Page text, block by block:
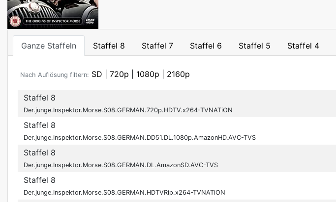
Ganze Staffeln Staffel 8 Staffel 7 Staffel 6 Staffel 5 Staffel 4
Nach Auflösung filtern: SD 720p 1080p 2160p
Staffel 8
Der.junge.Inspektor.Morse.S08.GERMAN.720p.HDTV.x264-TVNATiON
Staffel 8
Der.junge.Inspektor.Morse.S08.GERMAN.DD51.DL.1080p.AmazonHD.AVC-TVS
Staffel 8
Der.junge.Inspektor.Morse.S08.GERMAN.DL.AmazonSD.AVC-TVS
Staffel 8
Der.junge.Inspektor.Morse.S08.GERMAN.HDTVRip.x264-TVNATiON